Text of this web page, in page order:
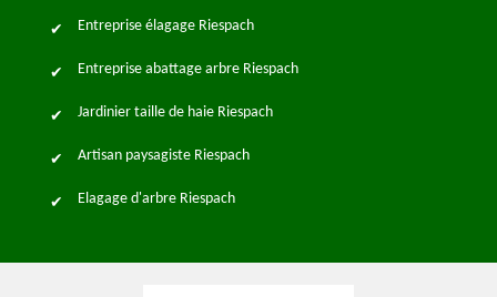
Entreprise élagage Riespach
Entreprise abattage arbre Riespach
Jardinier taille de haie Riespach
Artisan paysagiste Riespach
Elagage d'arbre Riespach